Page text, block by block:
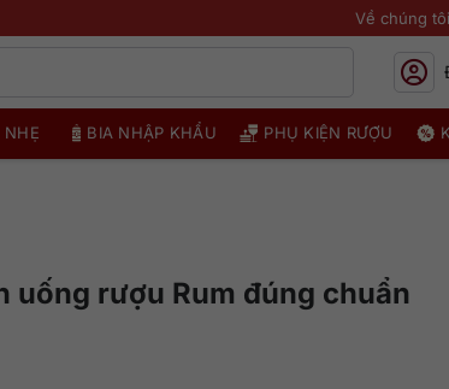
Về chúng tôi
NHẸ BIA NHẬP KHẨU PHỤ KIỆN RƯỢU
uống rượu Rum đúng chuẩn